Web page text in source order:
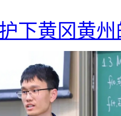
下黄冈黄